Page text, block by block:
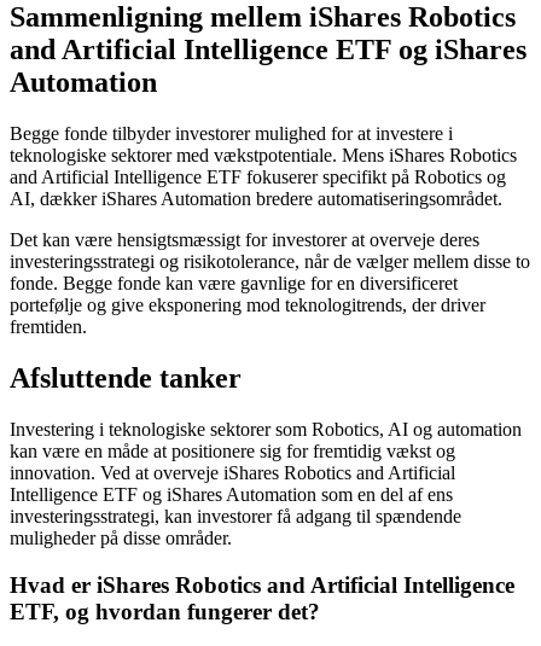
Sammenligning mellem iShares Robotics
and Artificial Intelligence ETF og iShares
Automation
Begge fonde tilbyder investorer mulighed for at investere i
teknologiske sektorer med vækstpotentiale. Mens iShares Robotics
and Artificial Intelligence ETF fokuserer specifikt på Robotics og
AI, dækker iShares Automation bredere automatiseringsområdet.
Det kan være hensigtsmæssigt for investorer at overveje deres
investeringsstrategi og risikotolerance, når de vælger mellem disse to
fonde. Begge fonde kan være gavnlige for en diversificeret
portefølje og give eksponering mod teknologitrends, der driver
fremtiden.
Afsluttende tanker
Investering i teknologiske sektorer som Robotics, AI og automation
kan være en måde at positionere sig for fremtidig vækst og
innovation. Ved at overveje iShares Robotics and Artificial
Intelligence ETF og iShares Automation som en del af ens
investeringsstrategi, kan investorer få adgang til spændende
muligheder på disse områder.
Hvad er iShares Robotics and Artificial Intelligence
ETF, og hvordan fungerer det?